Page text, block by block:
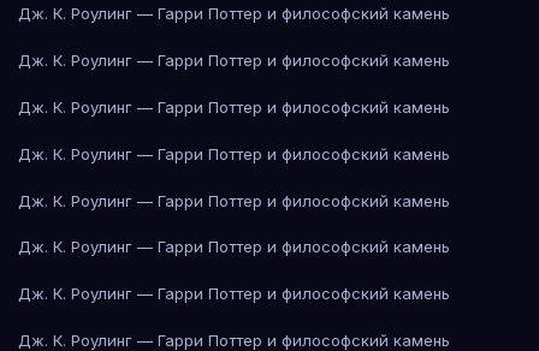
Дж. К. Роулинг — Гарри Поттер и философский камень
Дж. К. Роулинг — Гарри Поттер и философский камень
Дж. К. Роулинг — Гарри Поттер и философский камень
Дж. К. Роулинг — Гарри Поттер и философский камень
Дж. К. Роулинг — Гарри Поттер и философский камень
Дж. К. Роулинг — Гарри Поттер и философский камень
Дж. К. Роулинг — Гарри Поттер и философский камень
Дж. К. Роулинг — Гарри Поттер и философский камень